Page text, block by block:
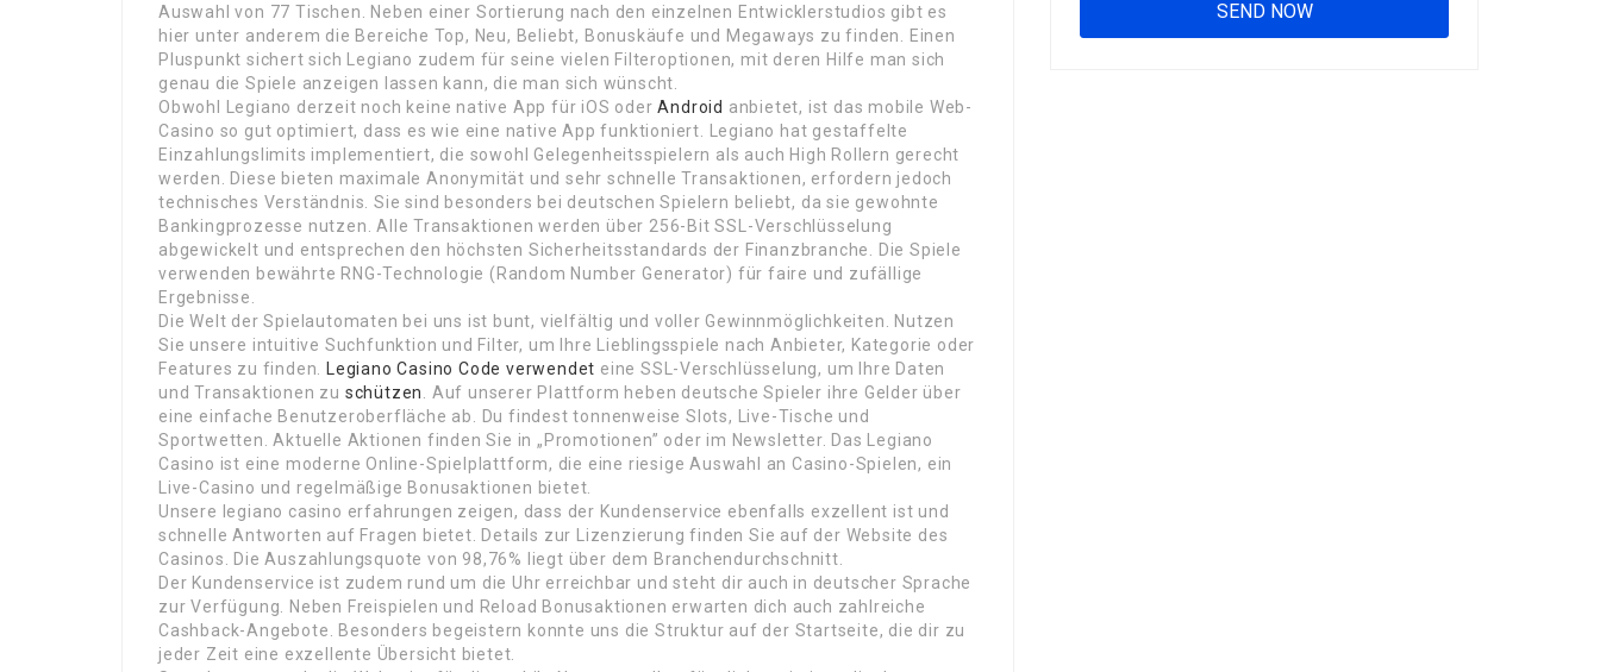
Auswahl von 77 Tischen. Neben einer Sortierung nach den einzelnen Entwicklerstudios gibt es
hier unter anderem die Bereiche Top, Neu, Beliebt, Bonuskäufe und Megaways zu finden. Einen
Pluspunkt sichert sich Legiano zudem für seine vielen Filteroptionen, mit deren Hilfe man sich
genau die Spiele anzeigen lassen kann, die man sich wünscht.
Obwohl Legiano derzeit noch keine native App für iOS oderAndroid anbietet, ist das mobile Web-
Casino so gut optimiert, dass es wie eine native App funktioniert. Legiano hat gestaffelte
Einzahlungslimits implementiert, die sowohl Gelegenheitsspielern als auch High Rollern gerecht
werden. Diese bieten maximale Anonymität und sehr schnelle Transaktionen, erfordern jedoch
technisches Verständnis. Sie sind besonders bei deutschen Spielern beliebt, da sie gewohnte
Bankingprozesse nutzen. Alle Transaktionen werden über 256-Bit SSL-Verschlüsselung
abgewickelt und entsprechen den höchsten Sicherheitsstandards der Finanzbranche. Die Spiele
verwenden bewährte RNG-Technologie (Random Number Generator) für faire und zufällige
Ergebnisse.
Die Welt der Spielautomaten bei uns ist bunt, vielfältig und voller Gewinnmöglichkeiten. Nutzen
Sie unsere intuitive Suchfunktion und Filter, um Ihre Lieblingsspiele nach Anbieter, Kategorie oder
Features zu finden.
Legiano Casino Code verwendet eine SSL-Verschlüsselung, um Ihre Daten
und Transaktionen zu schützen
. Auf unserer Plattform heben deutsche Spieler ihre Gelder über
eine einfache Benutzeroberfläche ab. Du findest tonnenweise Slots, Live-Tische und
Sportwetten. Aktuelle Aktionen finden Sie in „Promotionen” oder im Newsletter. Das Legiano
Casino ist eine moderne Online-Spielplattform, die eine riesige Auswahl an Casino-Spielen, ein
Live-Casino und regelmäßige Bonusaktionen bietet.
Unsere legiano casino erfahrungen zeigen, dass der Kundenservice ebenfalls exzellent ist und
schnelle Antworten auf Fragen bietet. Details zur Lizenzierung finden Sie auf der Website des
Casinos. Die Auszahlungsquote von 98,76% liegt über dem Branchendurchschnitt.
Der Kundenservice ist zudem rund um die Uhr erreichbar und steht dir auch in deutscher Sprache
zur Verfügung. Neben Freispielen und Reload Bonusaktionen erwarten dich auch zahlreiche
Cashback-Angebote. Besonders begeistern konnte uns die Struktur auf der Startseite, die dir zu
jeder Zeit eine exzellente Übersicht bietet.